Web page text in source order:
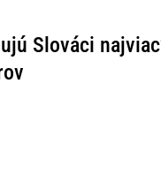
Slováci